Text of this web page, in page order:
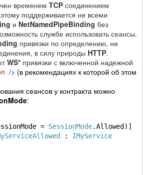
временем TCP соединением
поддерживается не всеми
и NetNamedPipeBinding без
службе использовать сеансы.
привязки по определению, не
в силу природы HTTP.
WS* привязки с включенной надежной
/> (в рекомендациях к которой об этом
сеансов у контракта можно
:
= SessionMode
: IMyService